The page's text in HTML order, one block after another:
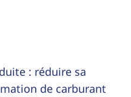
: réduire sa
de carburant